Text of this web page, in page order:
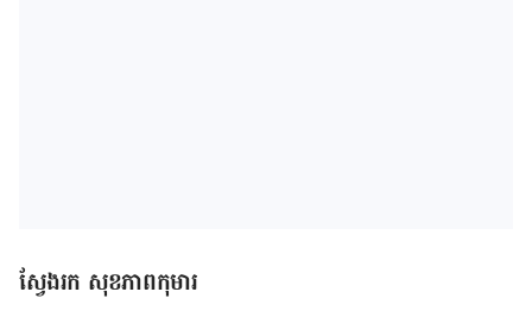
ស្វែងរក សុខភាពកុមារ